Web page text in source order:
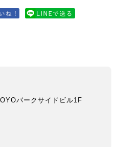
パークサイドビル1F